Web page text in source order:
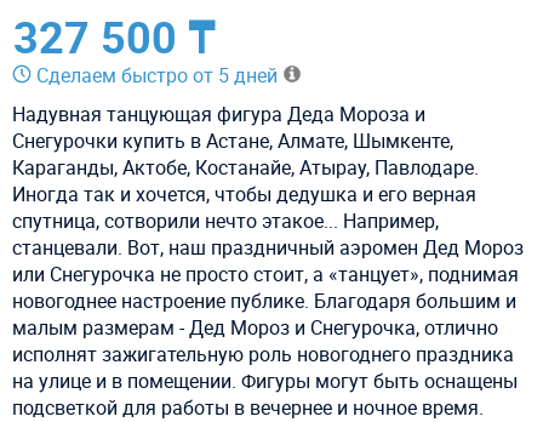
327 500 ₸
Сделаем быстро от 5 дней
Надувная танцующая фигура Деда Мороза и
Снегурочки купить в Астане, Алмате, Шымкенте,
Караганды, Актобе, Костанайе, Атырау, Павлодаре.
Иногда так и хочется, чтобы дедушка и его верная
спутница, сотворили нечто этакое... Например,
станцевали. Вот, наш праздничный аэромен Дед Мороз
или Снегурочка не просто стоит, а «танцует», поднимая
новогоднее настроение публике. Благодаря большим и
малым размерам - Дед Мороз и Снегурочка, отлично
исполнят зажигательную роль новогоднего праздника
на улице и в помещении. Фигуры могут быть оснащены
подсветкой для работы в вечернее и ночное время.